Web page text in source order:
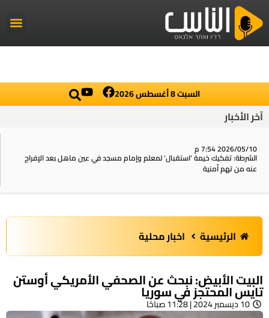
السبت 8 أغسطس 2026
آخر الأخبار
2026/05/10 7:54 م
الشرطة: تفكيك خيمة ‘استقبال‘ لمعلم وإمام مسجد في عين ماهل بعد الإفراج
عنه من تهم أمنية
الرئيسية اخبار محلية
البيت الأبيض: نبحث عن الصحفي الأمريكي أوستن
تايس المحتجز في سوريا
10 ديسمبر 2024 | 11:28 صباحًا